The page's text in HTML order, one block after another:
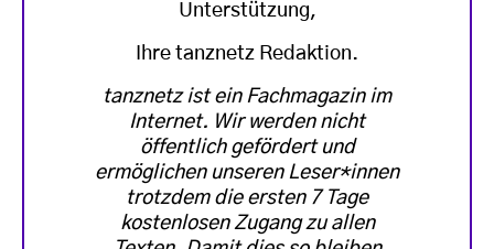
Unterstützung,
Ihre tanznetz Redaktion.
tanznetz ist ein Fachmagazin im
Internet. Wir werden nicht
öffentlich gefördert und
ermöglichen unseren Leser*innen
trotzdem die ersten 7 Tage
kostenlosen Zugang zu allen